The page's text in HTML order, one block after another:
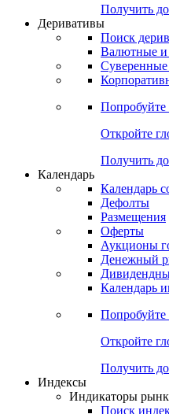
Попробуйте
Откройте
Получить
Деривативы
Валютные и
Попробуйте
Откройте
Получить
Календарь
Календарь
Дефолты
Размещения
Оферты
Денежный
Календарь
Попробуйте
Откройте